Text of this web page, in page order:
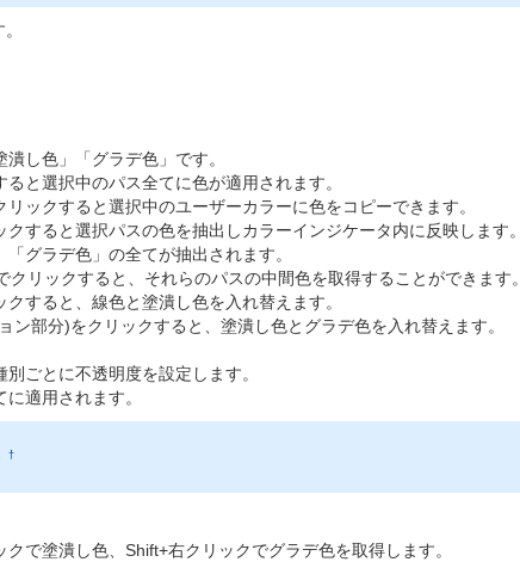
し色」「グラデ色」です。
と選択中のパス全てに色が適用されます。
ックすると選択中のユーザーカラーに色をコピーできます。
すると選択パスの色を抽出しカラーインジケータ内に反映します。
グラデ色」の全てが抽出されます。
クリックすると、それらのパスの中間色を取得することができます。
すると、線色と塗潰し色を入れ替えます。
部分)をクリックすると、塗潰し色とグラデ色を入れ替えます。
ごとに不透明度を設定します。
適用されます。
†
で塗潰し色、Shift+右クリックでグラデ色を取得します。